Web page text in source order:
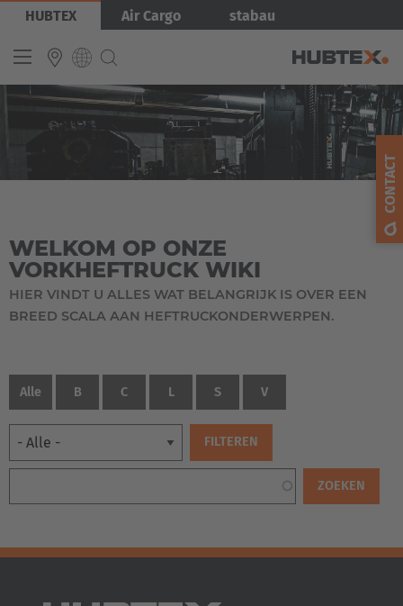
Overslaan
naar
inhoud
HUBTEX Air Cargo stabau
INTERNATIONAL
Français
WELKOM OP ONZE
VORKHEFTRUCK WIKI
HIER VINDT U ALLES WAT BELANGRIJK IS OVER EEN
BREED SCALA AAN HEFTRUCKONDERWERPEN.
Alle B C L S V
CONTACT